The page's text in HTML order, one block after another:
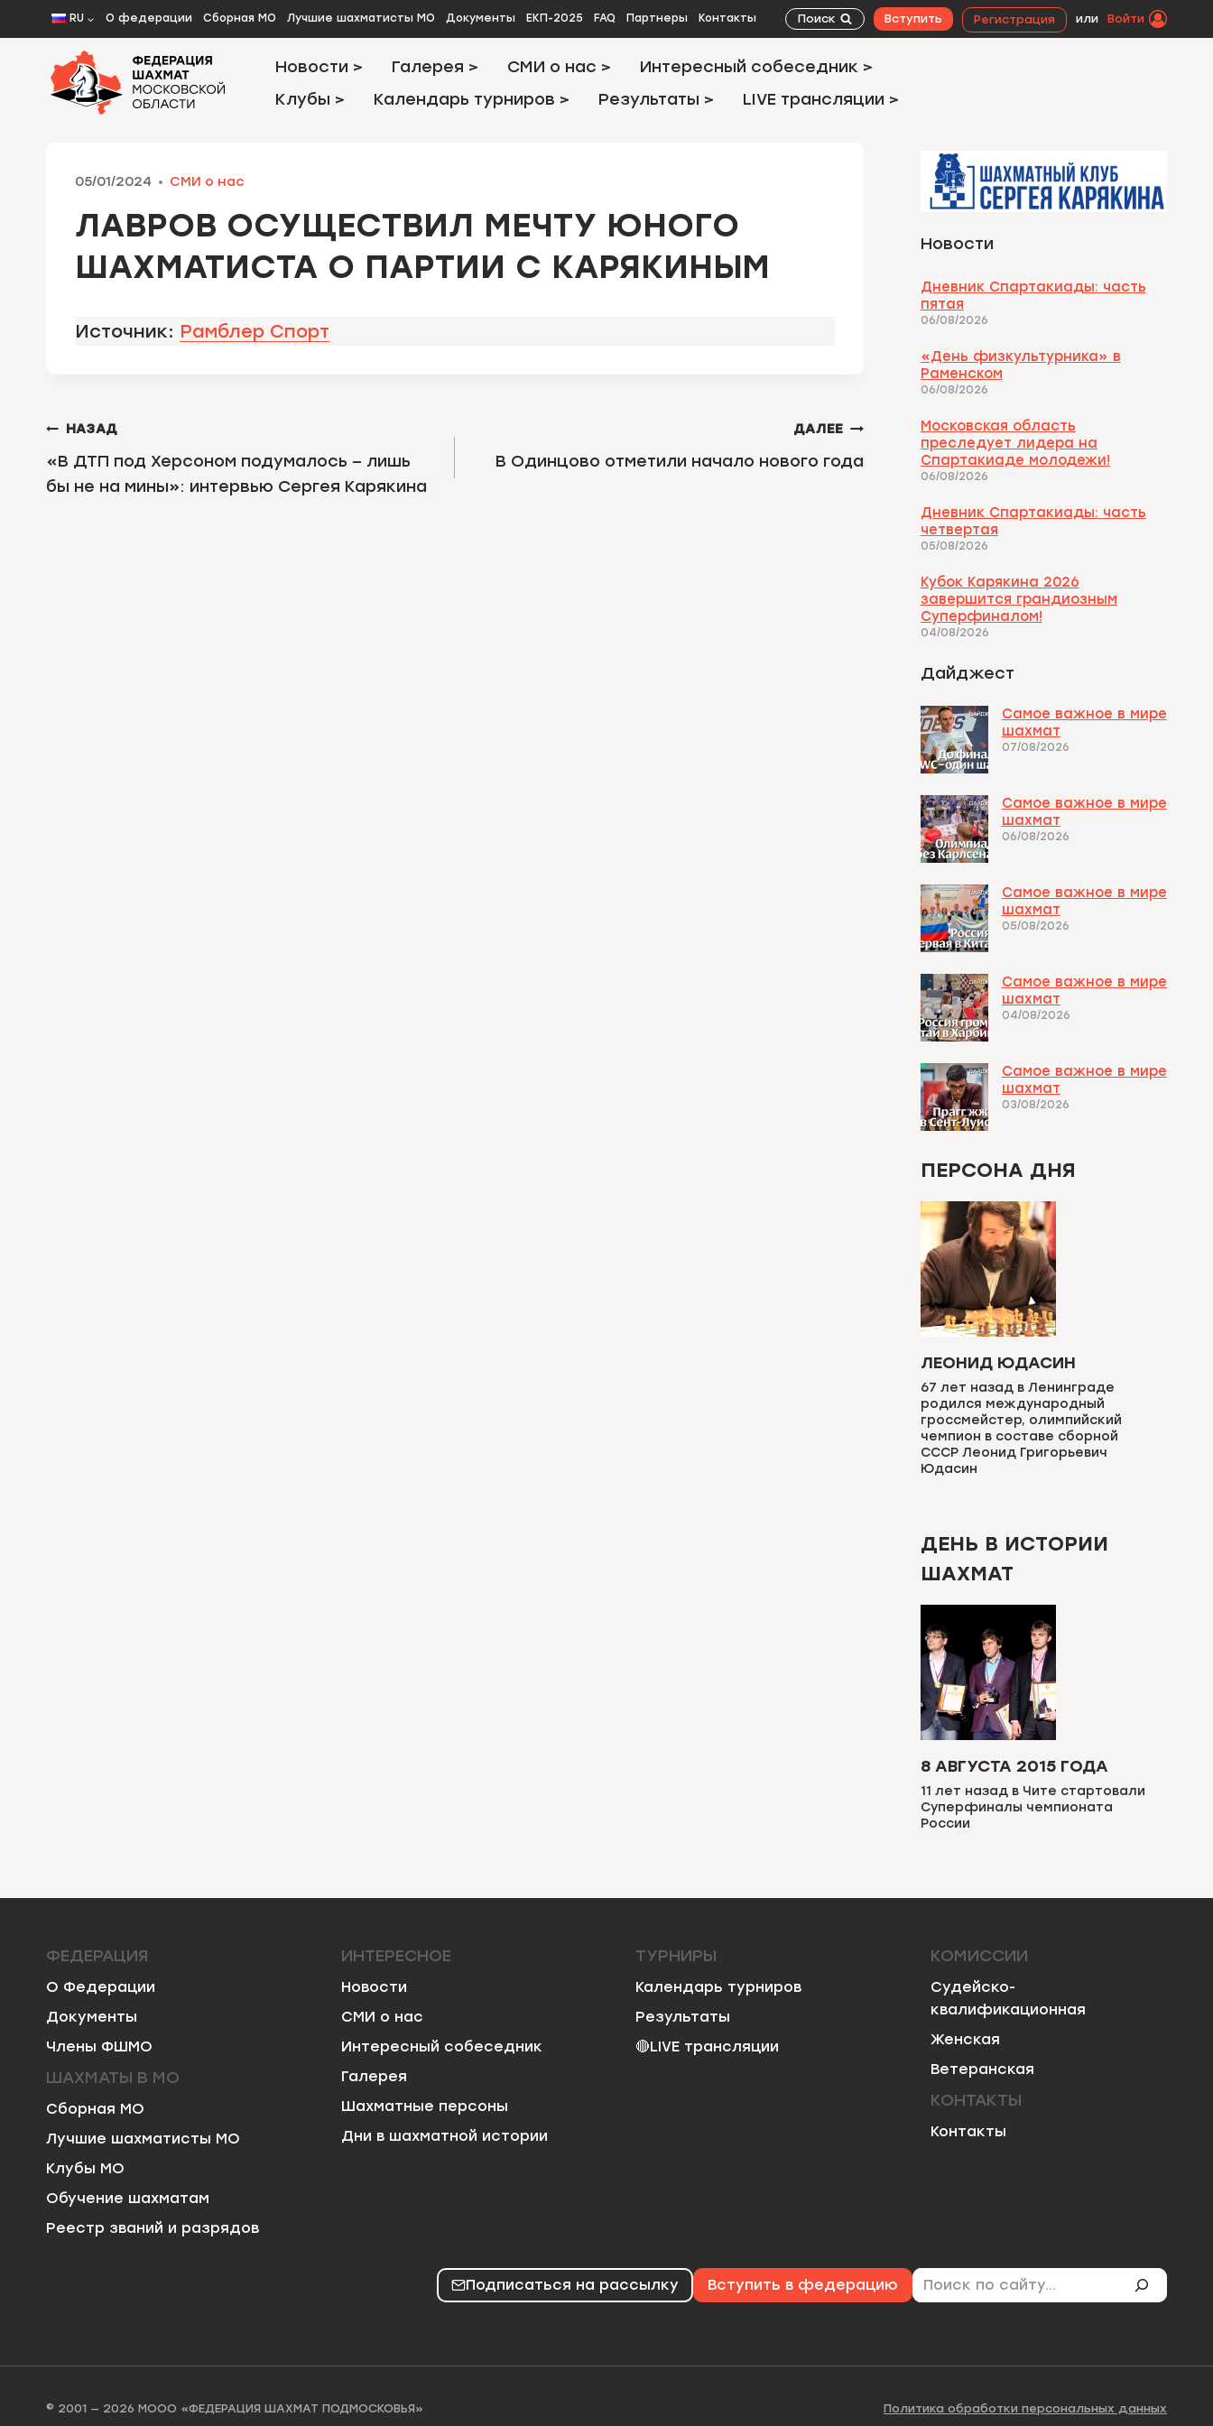
Перейти
к
содержимому
RU О федерации Сборная МО Лучшие шахматисты МО Документы ЕКП-2025 FAQ Партнеры Контакты Поиск Вступить Регистрация или Войти
Новости > Галерея > СМИ о нас >
Интересный собеседник >
Клубы >
Календарь турниров > Результаты > LIVE трансляции >
05/01/2024 СМИ о нас
ЛАВРОВ ОСУЩЕСТВИЛ МЕЧТУ ЮНОГО
ШАХМАТИСТА О ПАРТИИ С КАРЯКИНЫМ
Источник: Рамблер Спорт
НАВИГАЦИЯ
ПО
ЗАПИСЯМ
НАЗАД
«В ДТП под Херсоном подумалось – лишь
бы не на мины»: интервью Сергея Карякина
ДАЛЕЕ
В Одинцово отметили начало нового года
Новости
Дневник Спартакиады: часть
пятая
06/08/2026
«День физкультурника» в
Раменском
06/08/2026
Московская область
преследует лидера на
Спартакиаде молодежи!
06/08/2026
Дневник Спартакиады: часть
четвертая
05/08/2026
Кубок Карякина 2026
завершится грандиозным
Суперфиналом!
04/08/2026
Дайджест
Самое важное в мире
шахмат
07/08/2026
Самое важное в мире
шахмат
06/08/2026
Самое важное в мире
шахмат
05/08/2026
Самое важное в мире
шахмат
04/08/2026
Самое важное в мире
шахмат
03/08/2026
ПЕРСОНА ДНЯ
ЛЕОНИД ЮДАСИН
67 лет назад в Ленинграде
родился международный
гроссмейстер, олимпийский
чемпион в составе сборной
СССР Леонид Григорьевич
Юдасин
ДЕНЬ В ИСТОРИИ
ШАХМАТ
8 АВГУСТА 2015 ГОДА
11 лет назад в Чите стартовали
Суперфиналы чемпионата
России
ФЕДЕРАЦИЯ
О Федерации
Документы
Члены ФШМО
ШАХМАТЫ В МО
Сборная МО
Лучшие шахматисты МО
Клубы МО
Обучение шахматам
Реестр званий и разрядов
ИНТЕРЕСНОЕ
Новости
СМИ о нас
Интересный собеседник
Галерея
Шахматные персоны
Дни в шахматной истории
ТУРНИРЫ
Календарь турниров
Результаты
🔴LIVE трансляции
КОМИССИИ
Судейско-
квалификационная
Женская
Ветеранская
КОНТАКТЫ
Контакты
Подписаться на рассылку Вступить в федерацию Поиск
© 2001 — 2026 МООО «ФЕДЕРАЦИЯ ШАХМАТ ПОДМОСКОВЬЯ» Политика обработки персональных данных